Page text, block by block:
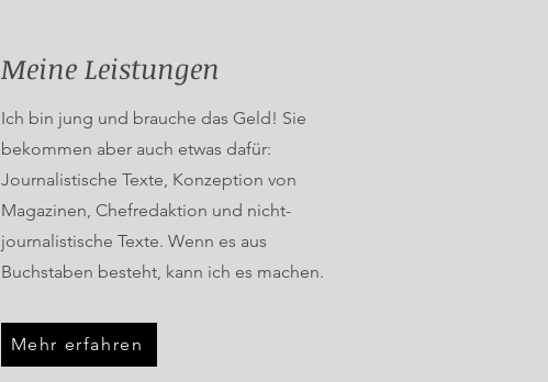
Meine Leistungen
Ich bin jung und brauche das Geld! Sie
bekommen aber auch etwas dafür:
Journalistische Texte, Konzeption von
Magazinen, Chefredaktion und nicht-
journalistische Texte. Wenn es aus
Buchstaben besteht, kann ich es machen.
Mehr erfahren